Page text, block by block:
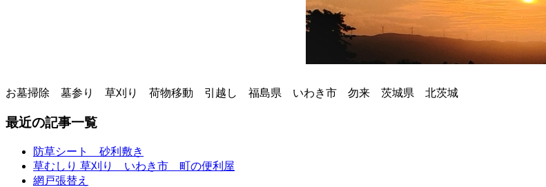
お墓掃除 墓参り 草刈り 荷物移動 引越し 福島県 いわき市 勿来 茨城県 北茨城
最近の記事一覧
防草シート 砂利敷き
草むしり 草刈り いわき市 町の便利屋
網戸張替え